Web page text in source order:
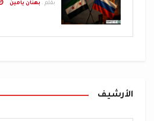
بقلم . بهنان يامين
الأرشيف